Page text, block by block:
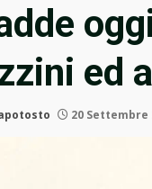
ed
20 Settembre